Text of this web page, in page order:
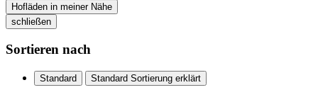
Hofläden in meiner Nähe
schließen
Sortieren nach
Standard Standard Sortierung erklärt